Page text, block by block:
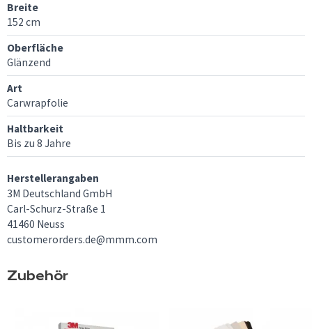
Breite
152 cm
Oberfläche
Glänzend
Art
Carwrapfolie
Haltbarkeit
Bis zu 8 Jahre
Herstellerangaben
3M Deutschland GmbH
Carl-Schurz-Straße 1
41460 Neuss
customerorders.de@mmm.com
Zubehör